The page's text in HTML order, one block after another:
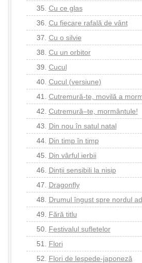
35. Cu ce glas
36. Cu fiecare rafală de vânt
37. Cu o silvie
38. Cu un orbitor
39. Cucul
40. Cucul (versiune)
41. Cutremură-te, movilă a
42. Cutremură–te, mormântule!
43. Din nou în satul natal
44. Din timp în timp
45. Din vârful ierbii
46. Dinții sensibili la nisip
47. Dragonfly
48. Drumul îngust spre nordul
49. Fără titlu
50. Festivalul sufletelor
51. Flori
52. Flori de lespede-japoneză